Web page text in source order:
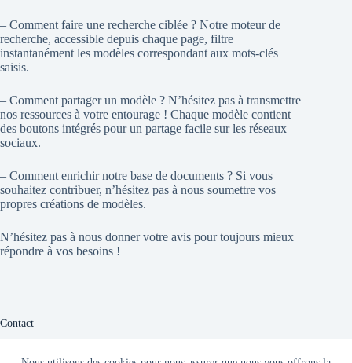
– Comment faire une recherche ciblée ? Notre moteur de
recherche, accessible depuis chaque page, filtre
instantanément les modèles correspondant aux mots-clés
saisis.
– Comment partager un modèle ? N’hésitez pas à transmettre
nos ressources à votre entourage ! Chaque modèle contient
des boutons intégrés pour un partage facile sur les réseaux
sociaux.
– Comment enrichir notre base de documents ? Si vous
souhaitez contribuer, n’hésitez pas à nous soumettre vos
propres créations de modèles.
N’hésitez pas à nous donner votre avis pour toujours mieux
répondre à vos besoins !
Contact